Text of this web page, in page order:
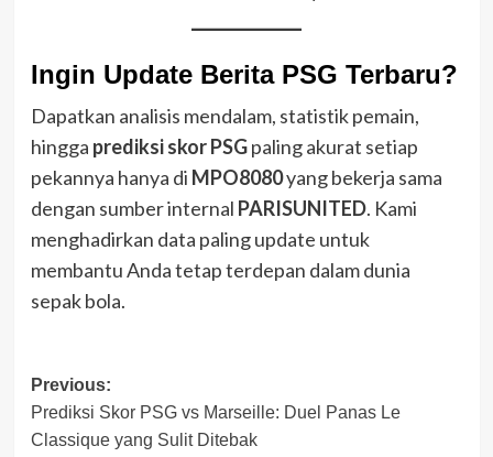
Ingin Update Berita PSG Terbaru?
Dapatkan analisis mendalam, statistik pemain,
hingga prediksi skor PSGpaling akurat setiap
pekannya hanya di MPO8080yang bekerja sama
dengan sumber internal PARISUNITED. Kami
menghadirkan data paling update untuk
membantu Anda tetap terdepan dalam dunia
sepak bola.
Post
navigation
Previous:
Prediksi Skor PSG vs Marseille: Duel Panas Le
Classique yang Sulit Ditebak